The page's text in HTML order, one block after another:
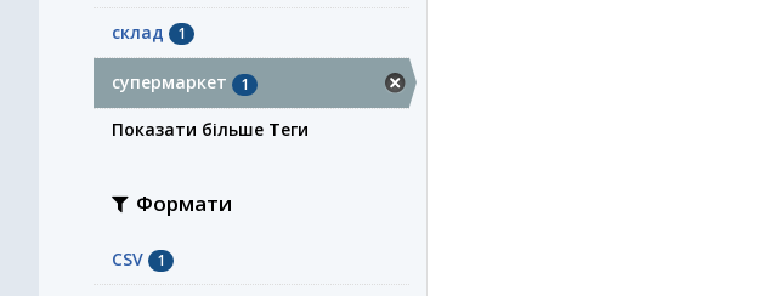
склад 1
супермаркет 1
Показати більше Теги
Формати
CSV 1